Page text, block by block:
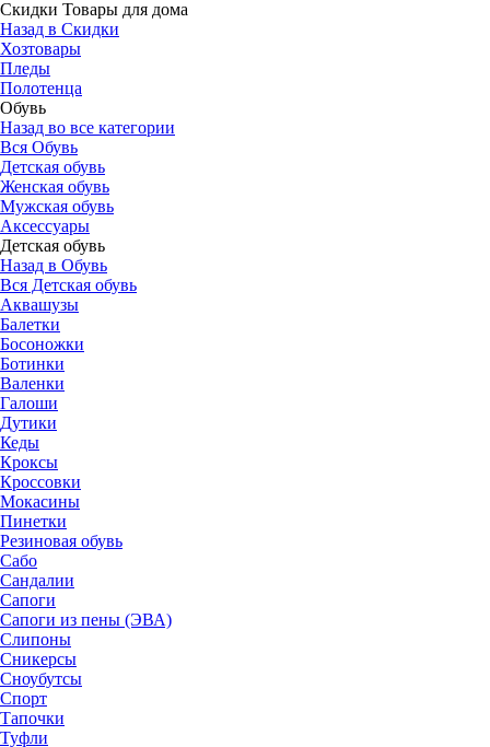
Скидки Товары для дома
Назад в Скидки
Хозтовары
Пледы
Полотенца
Обувь
Назад во все категории
Вся Обувь
Детская обувь
Женская обувь
Мужская обувь
Аксессуары
Детская обувь
Назад в Обувь
Вся Детская обувь
Аквашузы
Балетки
Босоножки
Ботинки
Валенки
Галоши
Дутики
Кеды
Кроксы
Кроссовки
Мокасины
Пинетки
Резиновая обувь
Сабо
Сандалии
Сапоги
Сапоги из пены (ЭВА)
Слипоны
Сникерсы
Сноубутсы
Спорт
Тапочки
Туфли